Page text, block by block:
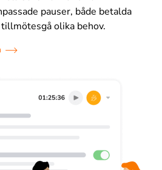
pauser, både betalda
olika behov.